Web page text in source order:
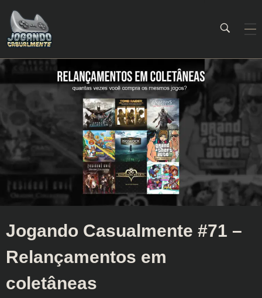
Jogando Casualmente
Jogando Casualmente #71 –
Relançamentos em
coletâneas